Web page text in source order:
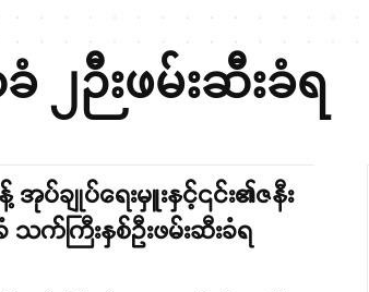
၂ဉီးဖမ်းဆီးခံရ
အုပ်ချုပ်ရေးမှူးနှင့်၎င်း၏ဇနီး
သက်ကြီးနှစ်ဦးဖမ်းဆီးခံရ